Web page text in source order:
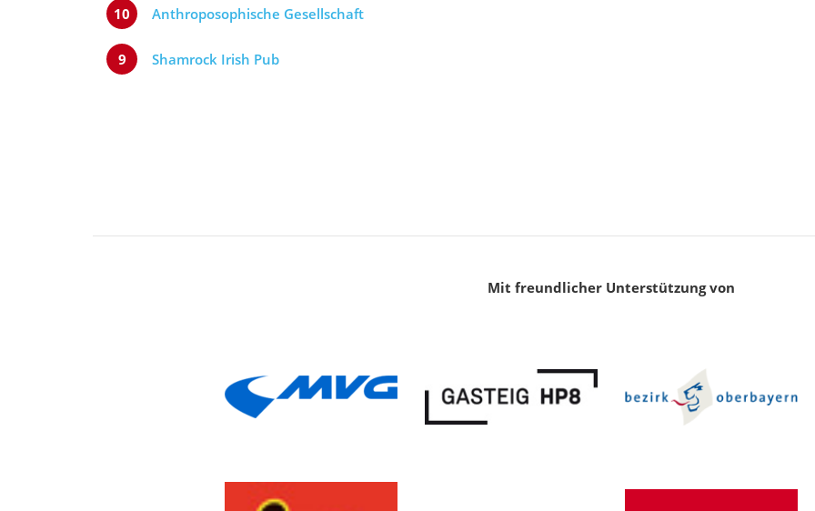
10 Anthroposophische Gesellschaft
9 Shamrock Irish Pub
Mit freundlicher Unterstützung von